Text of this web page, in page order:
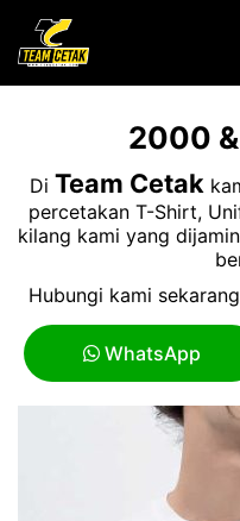
2000
Di Team Cetak
percetakan T-Shirt,
kilang kami yang
Hubungi kami
WhatsApp